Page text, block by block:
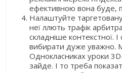
ефективною вона буде,
Налаштуйте
неї ллють трафік
складніше контекстної.
вибирати дуже уважно.
Однокласниках уроки
зайде. І то треба